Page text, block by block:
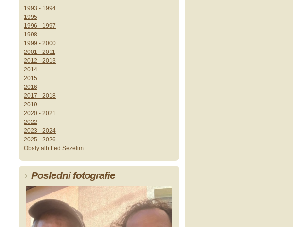
1993 - 1994
1995
1996 - 1997
1998
1999 - 2000
2001 - 2011
2012 - 2013
2014
2015
2016
2017 - 2018
2019
2020 - 2021
2022
2023 - 2024
2025 - 2026
Obaly alb Led Sezelim
Poslední fotografie